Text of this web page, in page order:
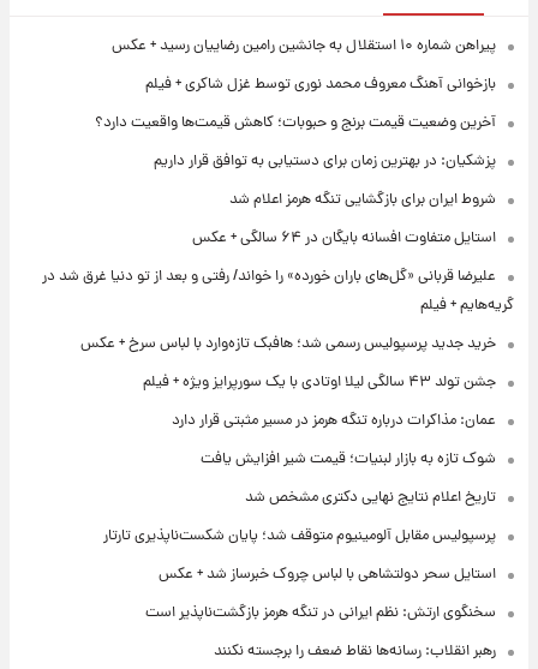
پیراهن شماره ۱۰ استقلال به جانشین رامین رضاییان رسید + عکس
بازخوانی آهنگ معروف محمد نوری توسط غزل شاکری + فیلم
آخرین وضعیت قیمت برنج و حبوبات؛ کاهش قیمت‌ها واقعیت دارد؟
پزشکیان: در بهترین زمان برای دستیابی به توافق قرار داریم
شروط ایران برای بازگشایی تنگه هرمز اعلام شد
استایل متفاوت افسانه بایگان در ۶۴ سالگی + عکس
علیرضا قربانی «گل‌های باران خورده» را خواند/ رفتی و بعد از تو دنیا غرق شد در
گریه‌هایم + فیلم
خرید جدید پرسپولیس رسمی شد؛ هافبک تازه‌وارد با لباس سرخ + عکس
جشن تولد ۴۳ سالگی لیلا اوتادی با یک سورپرایز ویژه + فیلم
عمان: مذاکرات درباره تنگه هرمز در مسیر مثبتی قرار دارد
شوک تازه به بازار لبنیات؛ قیمت شیر افزایش یافت
تاریخ اعلام نتایج نهایی دکتری مشخص شد
پرسپولیس مقابل آلومینیوم متوقف شد؛ پایان شکست‌ناپذیری تارتار
استایل سحر دولتشاهی با لباس چروک خبرساز شد + عکس
سخنگوی ارتش: نظم ایرانی در تنگه هرمز بازگشت‌ناپذیر است
رهبر انقلاب: رسانه‌ها نقاط ضعف را برجسته نکنند